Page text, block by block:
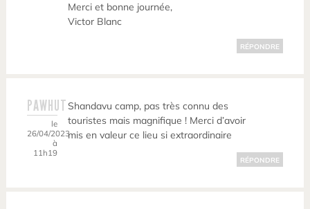
Merci et bonne journée,
Victor Blanc
RÉPONDRE
PAWHUT
le
26/04/2023
à
11h19
Shandavu camp, pas très connu des
touristes mais magnifique ! Merci d’avoir
mis en valeur ce lieu si extraordinaire
RÉPONDRE